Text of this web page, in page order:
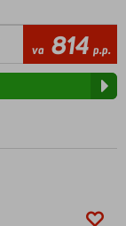
va 814 p.p.